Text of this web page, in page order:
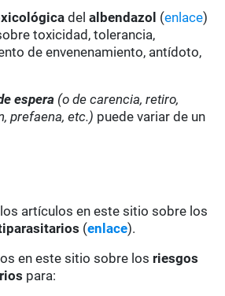
delalbendazol (enlace)
toxicidad, tolerancia,
de envenenamiento, antídoto,
espera (o de carencia, retiro,
prefaena, etc.) puede variar de un
artículos en este sitio sobre los
(enlace).
en este sitio sobre los riesgos
para: